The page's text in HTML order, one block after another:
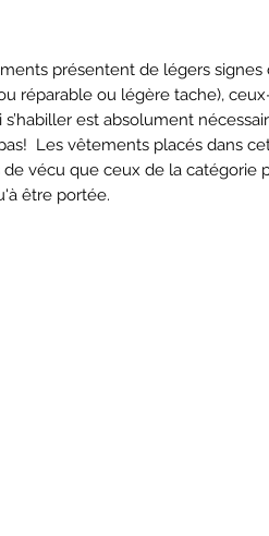
présentent de légers signes
réparable ou légère tache),
est absolument
Les vêtements placés dans
vécu que ceux de la catégorie
être portée.